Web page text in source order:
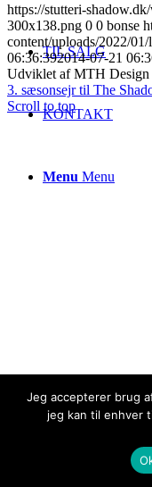
TIL SALG
KONTAKT
Menu Menu
https://stutteri-
300x138.png 0 0 bonse
content/uploads/2022/
06:36:392014-07-21
Udviklet af MTH Design
3. sæsonsejr til The
Scroll to top
Jeg accepterer brug
jeg kan til enhver